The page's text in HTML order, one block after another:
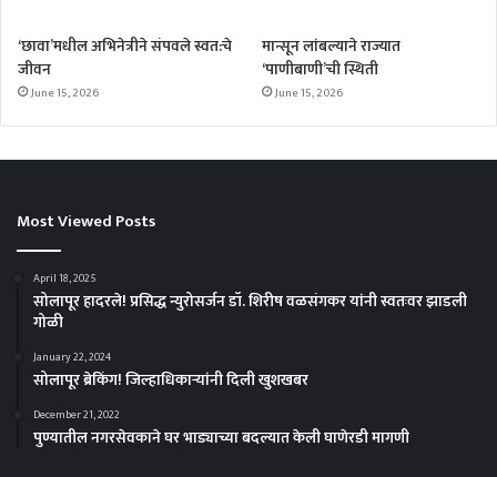
‘छावा’मधील अभिनेत्रीने संपवले स्वत:चे
जीवन
June 15, 2026
मान्सून लांबल्याने राज्यात
‘पाणीबाणी’ची स्थिती
June 15, 2026
Most Viewed Posts
April 18, 2025
सोलापूर हादरले! प्रसिद्ध न्युरोसर्जन डॉ. शिरीष वळसंगकर यांनी स्वतःवर झाडली
गोळी
January 22, 2024
सोलापूर ब्रेकिंग! जिल्हाधिकाऱ्यांनी दिली खुशखबर
December 21, 2022
पुण्यातील नगरसेवकाने घर भाड्याच्या बदल्यात केली घाणेरडी मागणी